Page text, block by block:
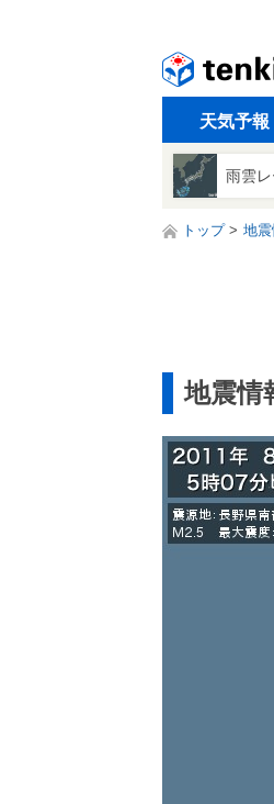
天気予報
雨雲
トップ 地
地震情